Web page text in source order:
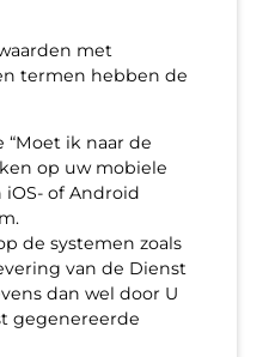
met
termen hebben de
“Moet ik naar de
op uw mobiele
of Android
de systemen zoals
van de Dienst
dan wel door U
gegenereerde